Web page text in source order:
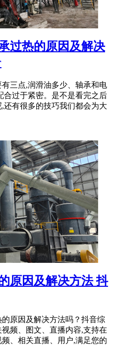
过热的原因及解决
三点,润滑油多少、轴承和电
合过于紧密。是不是看完之后
还有很多的技巧我们都会为大
原因及解决方法 抖
原因及解决方法吗？抖音综
频、图文、直播内容,支持在
、相关直播、用户,满足您的